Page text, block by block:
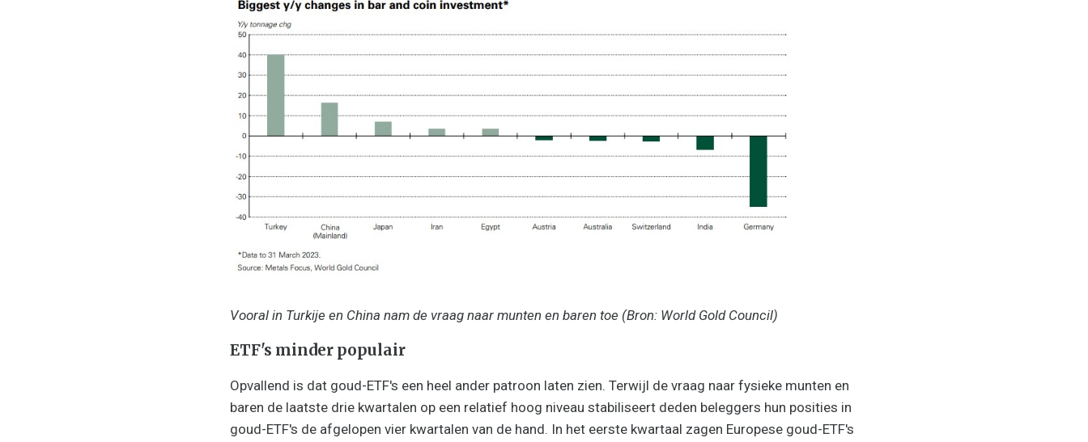
Vooral in Turkije en China nam de vraag naar munten en baren toe (Bron: World Gold Council)
ETF's minder populair
Opvallend is dat goud-ETF's een heel ander patroon laten zien. Terwijl de vraag naar fysieke munten en
baren de laatste drie kwartalen op een relatief hoog niveau stabiliseert deden beleggers hun posities in
goud-ETF's de afgelopen vier kwartalen van de hand. In het eerste kwartaal zagen Europese goud-ETF's